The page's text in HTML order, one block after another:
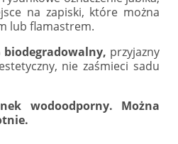
na zapiski, które można
lub flamastrem.
biodegradowalny, przyjazny
nie zaśmieci sadu
wodoodporny. Można